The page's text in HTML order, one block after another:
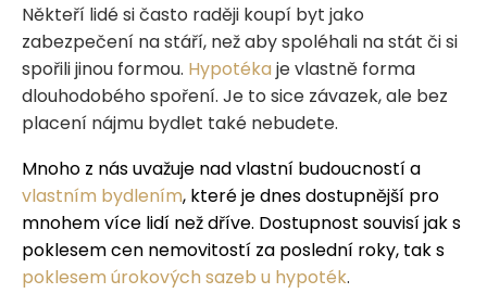
Někteří lidé si často raději koupí byt jako
zabezpečení na stáří, než aby spoléhali na stát či si
spořili jinou formou. Hypotéka je vlastně forma
dlouhodobého spoření. Je to sice závazek, ale bez
placení nájmu bydlet také nebudete.
Mnoho z nás uvažuje nad vlastní budoucností a
vlastním bydlením, které je dnes dostupnější pro
mnohem více lidí než dříve. Dostupnost souvisí jak s
poklesem cen nemovitostí za poslední roky, tak s
poklesem úrokových sazeb u hypoték.